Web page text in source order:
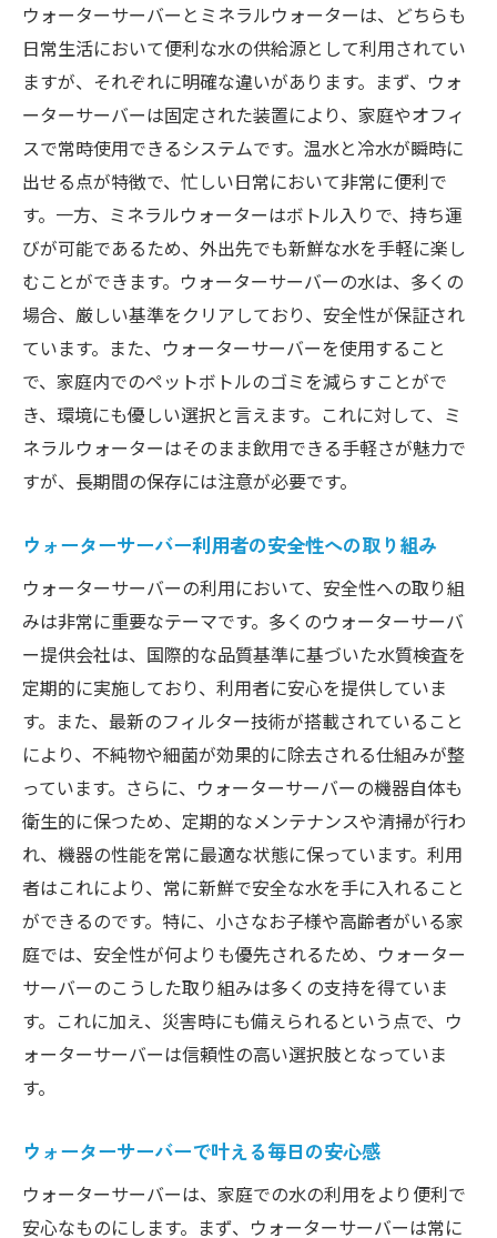
ウォーターサーバーとミネラルウォーターは、どちらも
日常生活において便利な水の供給源として利用されてい
ますが、それぞれに明確な違いがあります。まず、ウォ
ーターサーバーは固定された装置により、家庭やオフィ
スで常時使用できるシステムです。温水と冷水が瞬時に
出せる点が特徴で、忙しい日常において非常に便利で
す。一方、ミネラルウォーターはボトル入りで、持ち運
びが可能であるため、外出先でも新鮮な水を手軽に楽し
むことができます。ウォーターサーバーの水は、多くの
場合、厳しい基準をクリアしており、安全性が保証され
ています。また、ウォーターサーバーを使用すること
で、家庭内でのペットボトルのゴミを減らすことがで
き、環境にも優しい選択と言えます。これに対して、ミ
ネラルウォーターはそのまま飲用できる手軽さが魅力で
すが、長期間の保存には注意が必要です。
ウォーターサーバー利用者の安全性への取り組み
ウォーターサーバーの利用において、安全性への取り組
みは非常に重要なテーマです。多くのウォーターサーバ
ー提供会社は、国際的な品質基準に基づいた水質検査を
定期的に実施しており、利用者に安心を提供していま
す。また、最新のフィルター技術が搭載されていること
により、不純物や細菌が効果的に除去される仕組みが整
っています。さらに、ウォーターサーバーの機器自体も
衛生的に保つため、定期的なメンテナンスや清掃が行わ
れ、機器の性能を常に最適な状態に保っています。利用
者はこれにより、常に新鮮で安全な水を手に入れること
ができるのです。特に、小さなお子様や高齢者がいる家
庭では、安全性が何よりも優先されるため、ウォーター
サーバーのこうした取り組みは多くの支持を得ていま
す。これに加え、災害時にも備えられるという点で、ウ
ォーターサーバーは信頼性の高い選択肢となっていま
す。
ウォーターサーバーで叶える毎日の安心感
ウォーターサーバーは、家庭での水の利用をより便利で
安心なものにします。まず、ウォーターサーバーは常に